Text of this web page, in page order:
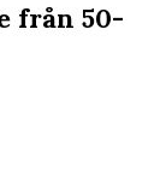
från 50-